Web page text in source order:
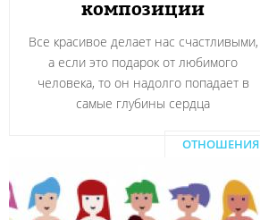
композиции
Все красивое делает нас счастливыми,
а если это подарок от любимого
человека, то он надолго попадает в
самые глубины сердца
ОТНОШЕНИЯ